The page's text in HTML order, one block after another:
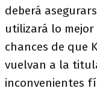
deberá
utilizará lo mejor
chances de que
vuelvan a la
inconvenientes